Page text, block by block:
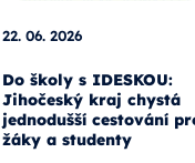
22. 06. 2026
Do školy s IDESKOU:
Jihočeský kraj chystá
jednodušší cestování
žáky a studenty